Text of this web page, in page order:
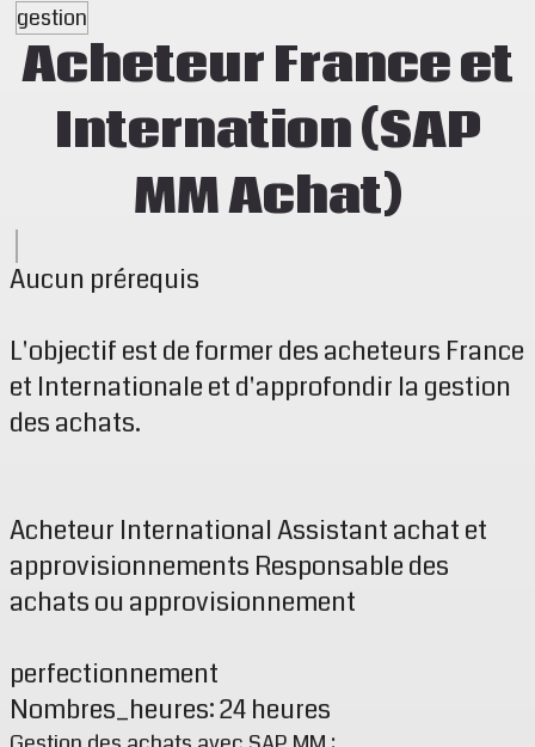
gestion
Acheteur France et
Internation (SAP
MM Achat)
Aucun prérequis
L'objectif est de former des acheteurs France
et Internationale et d'approfondir la gestion
des achats.
Acheteur International Assistant achat et
approvisionnements Responsable des
achats ou approvisionnement
perfectionnement
Nombres_heures: 24 heures